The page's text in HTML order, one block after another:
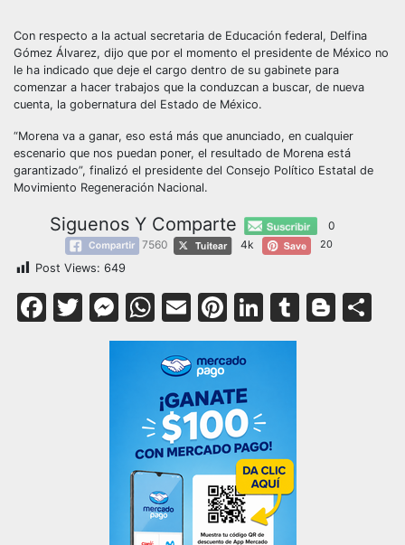
Con respecto a la actual secretaria de Educación federal, Delfina
Gómez Álvarez, dijo que por el momento el presidente de México no
le ha indicado que deje el cargo dentro de su gabinete para
comenzar a hacer trabajos que la conduzcan a buscar, de nueva
cuenta, la gobernatura del Estado de México.
“Morena va a ganar, eso está más que anunciado, en cualquier
escenario que nos puedan poner, el resultado de Morena está
garantizado”, finalizó el presidente del Consejo Político Estatal de
Movimiento Regeneración Nacional.
Siguenos Y Comparte
0
7560
4k 20
Post Views: 649
Facebook
Twitter
Messenger
WhatsApp
EmailPinterest
LinkedIn
Tumblr